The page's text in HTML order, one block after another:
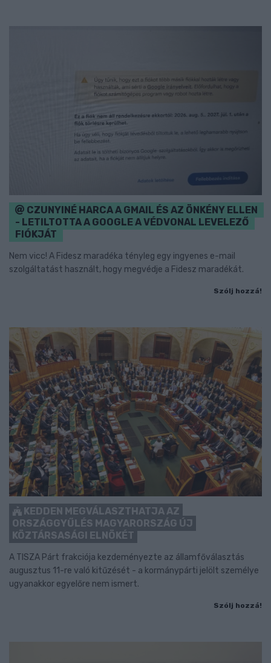
CZUNYINÉ HARCA A GMAIL ÉS AZ ÖNKÉNY ELLEN
- LETILTOTTA A GOOGLE A VÉDVONAL LEVELEZŐ
FIÓKJÁT
Nem vicc! A Fidesz maradéka tényleg egy ingyenes e-mail
szolgáltatást használt, hogy megvédje a Fidesz maradékát.
Szólj hozzá!
KEDDEN MEGVÁLASZTHATJA AZ
ORSZÁGGYŰLÉS MAGYARORSZÁG ÚJ
KÖZTÁRSASÁGI ELNÖKÉT
A TISZA Párt frakciója kezdeményezte az államfőválasztás
augusztus 11-re való kitűzését - a kormánypárti jelölt személye
ugyanakkor egyelőre nem ismert.
Szólj hozzá!